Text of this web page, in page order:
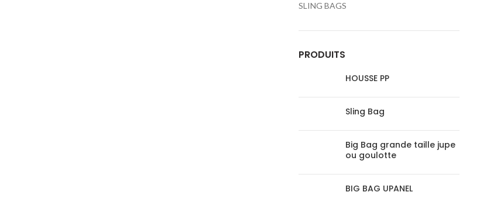
SLING BAGS
PRODUITS
HOUSSE PP
Sling Bag
Big Bag grande taille jupe
ou goulotte
BIG BAG UPANEL